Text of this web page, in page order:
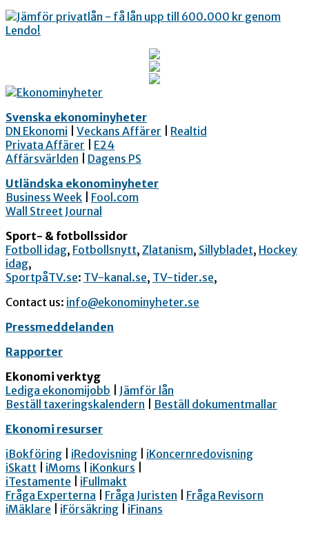
Svenska ekonominyheter
DN Ekonomi
Veckans Affärer
Realtid
Privata Affärer
E24
Affärsvärlden
Dagens PS
Utländska ekonominyheter
Business Week
Fool.com
Wall Street Journal
Sport- & fotbollssidor
Fotboll idag, Fotbollsnytt, Zlatanism, Sillybladet, Hockey
idag,
SportpåTV.se: TV-kanal.se, TV-tider.se,
Contact us: info@ekonominyheter.se
Pressmeddelanden
Rapporter
Ekonomi verktyg
Lediga ekonomijobb
Jämför lån
Beställ taxeringskalendern
Beställ dokumentmallar
Ekonomi resurser
iBokföring
iRedovisning
iKoncernredovisning
iSkatt
iMoms iKonkurs
iTestamente
iFullmakt
Fråga Experterna
Fråga Juristen
Fråga Revisorn
iMäklare
iFörsäkring iFinans